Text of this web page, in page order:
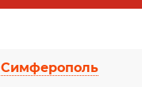
Симферополь